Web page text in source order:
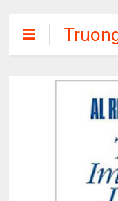
Chia
các
phần
tập